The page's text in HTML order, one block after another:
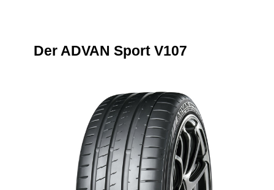
Der ADVAN Sport V107